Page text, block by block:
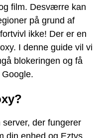
film. Desværre kan
på grund af
ikke! Der er en
I denne guide vil vi
blokeringen og få
der fungerer
din enhed og Eztvs